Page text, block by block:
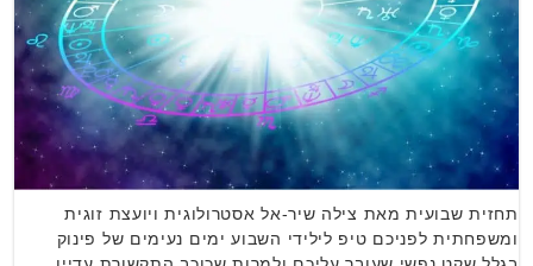
תחזית שבועית מאת צילה שיר-אל אסטרולוגית ויועצת זוגית
ומשפחתית לפניכם טיפ לילידי השבוע ימים נעימים של פינוק